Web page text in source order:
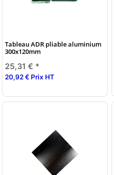
Tableau ADR pliable aluminium
300x120mm
25,31 € *
20,92 € Prix HT